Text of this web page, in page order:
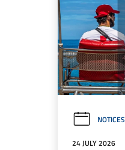
NOTICES
24 JULY 2026